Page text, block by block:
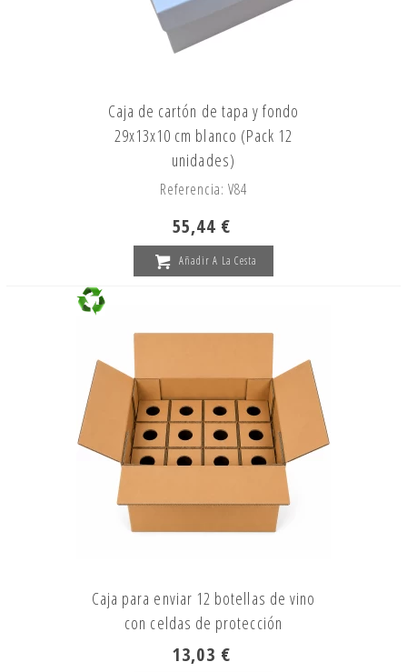
Caja de cartón de tapa y fondo
29x13x10 cm blanco (Pack 12
unidades)
Referencia: V84
55,44 €
Añadir A La Cesta
Caja para enviar 12 botellas de vino
con celdas de protección
13,03 €